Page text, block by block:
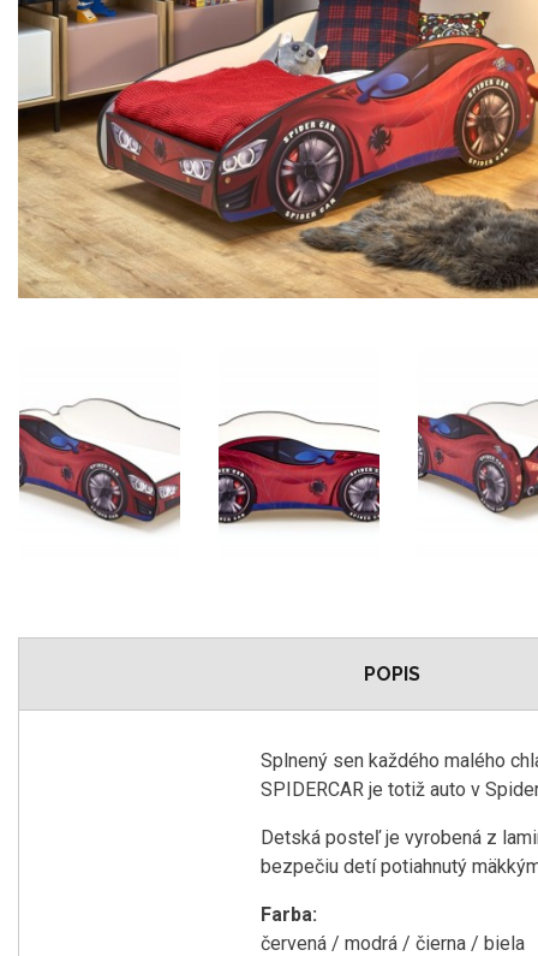
POPIS
Splnený sen každého malého
SPIDERCAR je totiž auto v
Detská posteľ je vyrobená z
bezpečiu detí potiahnutý
Farba:
červená / modrá / čierna / biela